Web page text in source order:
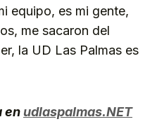
equipo, es mi gente,
me sacaron del
la UD Las Palmas es
en udlaspalmas.NET